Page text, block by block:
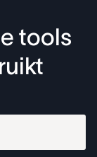
tools